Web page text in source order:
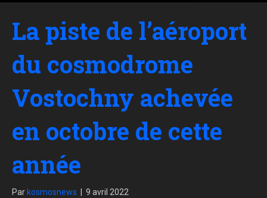
La piste de l’aéroport
du cosmodrome
Vostochny achevée
en octobre de cette
année
Par kosmosnews 9 avril 2022